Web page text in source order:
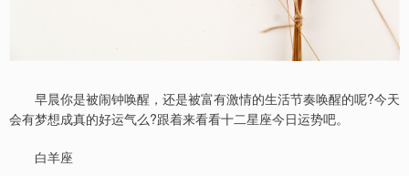
早晨你是被闹钟唤醒，还是被富有激情的生活节奏唤醒的呢?今天
会有梦想成真的好运气么?跟着来看看十二星座今日运势吧。
白羊座